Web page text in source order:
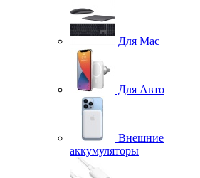
Для Mac
Для Авто
Внешние
аккумуляторы